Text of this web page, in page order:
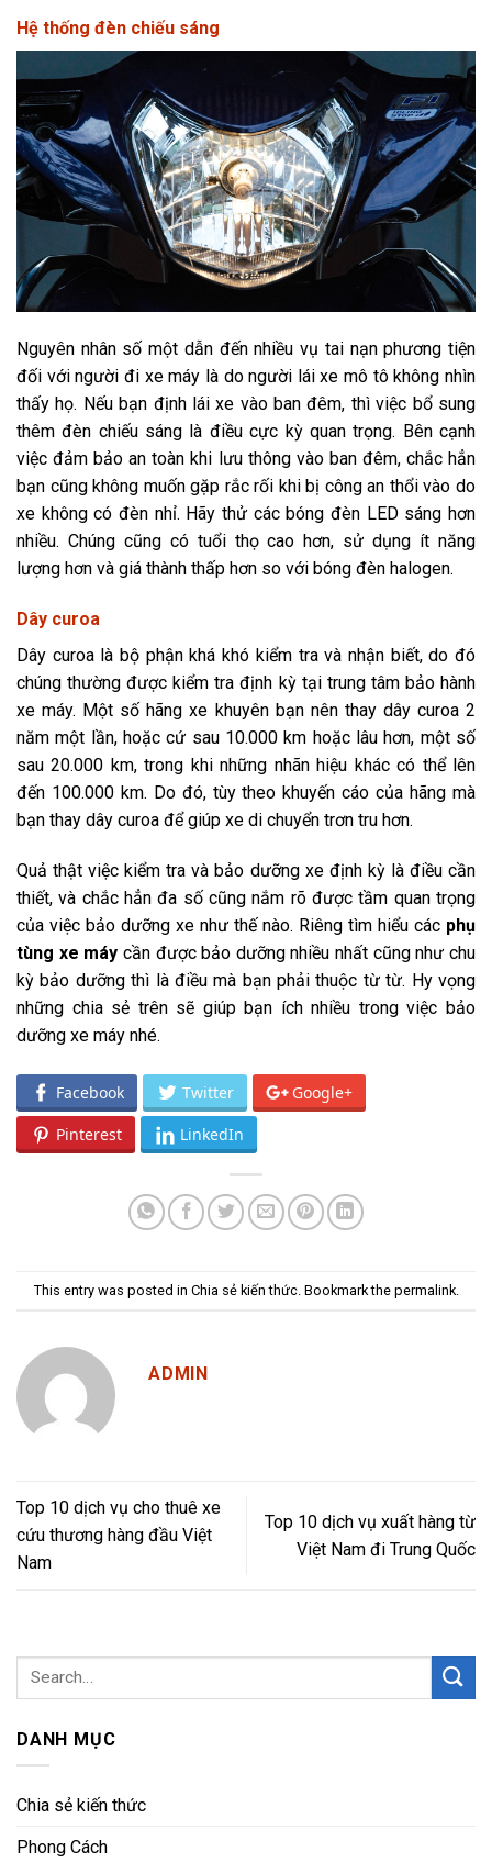
Hệ thống đèn chiếu sáng
Nguyên nhân số một dẫn đến nhiều vụ tai nạn phương tiện
đối với người đi xe máy là do người lái xe mô tô không nhìn
thấy họ. Nếu bạn định lái xe vào ban đêm, thì việc bổ sung
thêm đèn chiếu sáng là điều cực kỳ quan trọng. Bên cạnh
việc đảm bảo an toàn khi lưu thông vào ban đêm, chắc hẳn
bạn cũng không muốn gặp rắc rối khi bị công an thổi vào do
xe không có đèn nhỉ. Hãy thử các bóng đèn LED sáng hơn
nhiều. Chúng cũng có tuổi thọ cao hơn, sử dụng ít năng
lượng hơn và giá thành thấp hơn so với bóng đèn halogen.
Dây curoa
Dây curoa là bộ phận khá khó kiểm tra và nhận biết, do đó
chúng thường được kiểm tra định kỳ tại trung tâm bảo hành
xe máy. Một số hãng xe khuyên bạn nên thay dây curoa 2
năm một lần, hoặc cứ sau 10.000 km hoặc lâu hơn, một số
sau 20.000 km, trong khi những nhãn hiệu khác có thể lên
đến 100.000 km. Do đó, tùy theo khuyến cáo của hãng mà
bạn thay dây curoa để giúp xe di chuyển trơn tru hơn.
Quả thật việc kiểm tra và bảo dưỡng xe định kỳ là điều cần
thiết, và chắc hẳn đa số cũng nắm rõ được tầm quan trọng
của việc bảo dưỡng xe như thế nào. Riêng tìm hiểu các phụ
tùng xe máy cần được bảo dưỡng nhiều nhất cũng như chu
kỳ bảo dưỡng thì là điều mà bạn phải thuộc từ từ. Hy vọng
những chia sẻ trên sẽ giúp bạn ích nhiều trong việc bảo
dưỡng xe máy nhé.
Facebook Twitter Google+
Pinterest LinkedIn
This entry was posted in Chia sẻ kiến thức. Bookmark the permalink.
ADMIN
Top 10 dịch vụ cho thuê xe
cứu thương hàng đầu Việt
Nam
Top 10 dịch vụ xuất hàng từ
Việt Nam đi Trung Quốc
DANH MỤC
Chia sẻ kiến thức
Phong Cách